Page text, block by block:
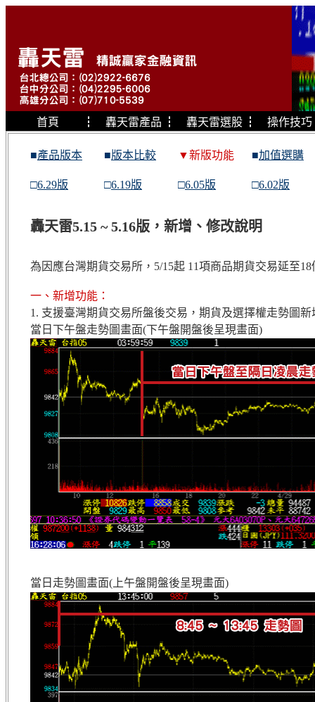
首頁 ┇ 轟天雷產品 ┇ 轟天雷選股 ┇ 操作技巧
■產品版本 ■版本比較 ▼新版功能 ■加值選購
□6.29版 □6.19版 □6.05版 □6.02版
轟天雷5.15 ~ 5.16版，新增、修改說明
為因應台灣期貨交易所，5/15起 11項商品期貨交易延至18
一、新增功能：
1. 支援臺灣期貨交易所盤後交易，期貨及選擇權走勢圖
當日下午盤走勢圖畫面(下午盤開盤後呈現畫面)
當日走勢圖畫面(上午盤開盤後呈現畫面)